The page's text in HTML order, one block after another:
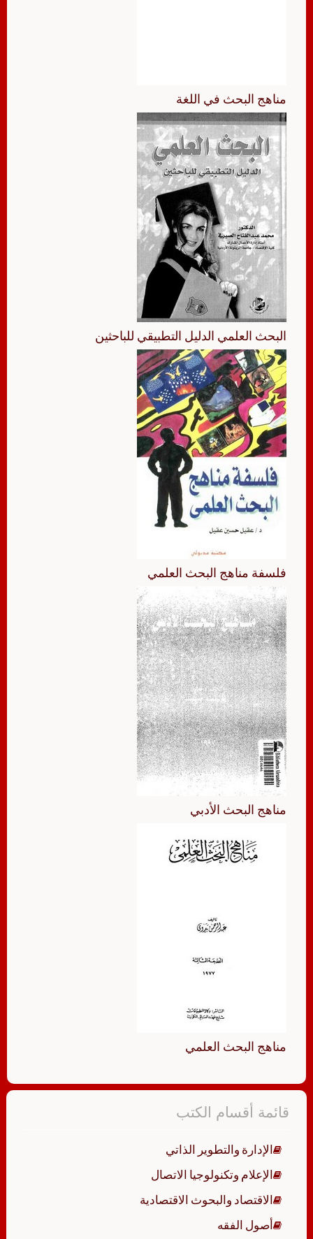
مناهج البحث في اللغة
البحث العلمي الدليل التطبيقي للباحثين
فلسفة مناهج البحث العلمي
مناهج البحث الأدبي
مناهج البحث العلمي
قائمة أقسام الكتب
الإدارة والتطوير الذاتي
الإعلام وتكنولوجيا الاتصال
الاقتصاد والبحوث الاقتصادية
أصول الفقه